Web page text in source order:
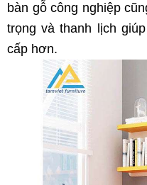
bàn gỗ công nghiệp
trọng và thanh lịch
cấp hơn.